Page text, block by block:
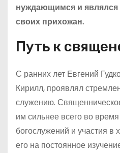
нуждающимся и
своих прихожан.
Путь к
С ранних лет Евгений
Кирилл, проявлял
служению.
им сильнее всего во
богослужений и участия в
его на постоянное